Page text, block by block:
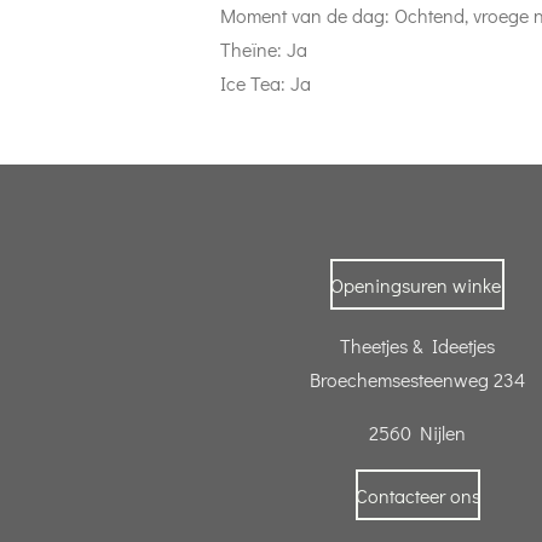
Moment van de dag: Ochtend, vroege
Theïne: Ja
Ice Tea: Ja
Openingsuren winkel
Theetjes & Ideetjes
Broechemsesteenweg 234
2560 Nijlen
Contacteer ons